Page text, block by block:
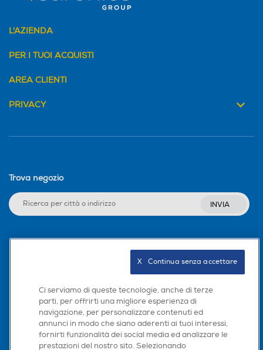
L'AZIENDA
PER I TUOI ACQUISTI
AREA CLIENTI
PRIVACY
Trova negozio
INVIA
Scarica la nostra app
Ci serviamo di queste tecnologie, anche di terze
parti, per offrirti una migliore esperienza di
navigazione, per personalizzare contenuti ed
annunci in modo che siano aderenti ai tuoi interessi,
fornirti funzionalità dei social media ed analizzare le
prestazioni del nostro sito. Selezionando
X   Continua senza accettare